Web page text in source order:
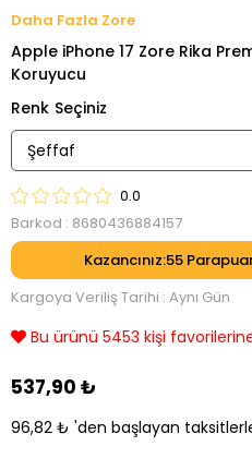
Zore
Apple iPhone 17 Zore Rika
Koruyucu
Renk
0.0
Barkod : 8680436884157
Kazancınız:55
Kargoya Veriliş Tarihi : Aynı Gün
Bu ürünü 5453 kişi
537,90 ₺
96,82 ₺ 'den başlayan